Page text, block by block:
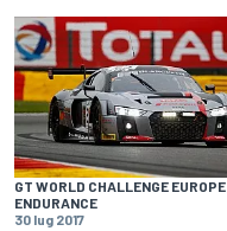
GT WORLD CHALLENGE EUROPE
ENDURANCE
30 lug 2017